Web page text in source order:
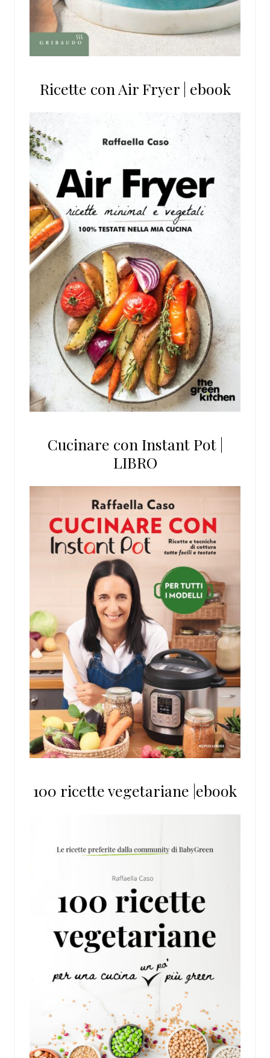
Ricette con Air Fryer | ebook
Cucinare con Instant Pot |
LIBRO
100 ricette vegetariane |ebook